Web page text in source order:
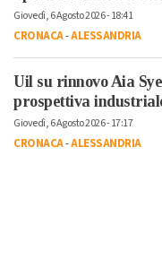
Giovedì, 6 Agosto 2026 - 18:41
CRONACA-ALESSANDRIA
Uil su rinnovo Aia
prospettiva
Giovedì, 6 Agosto 2026 - 17:17
CRONACA-ALESSANDRIA